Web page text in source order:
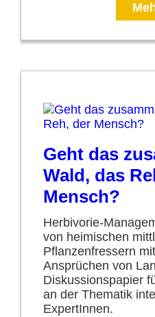
Geht das
Wald, das
Mensch?
Herbivorie-
von heimischen
Pflanzenfressern
Ansprüchen von
Diskussionspapier
an der Thematik
ExpertInnen.